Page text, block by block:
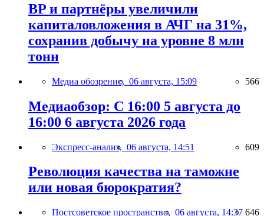
BP и партнёры увеличили
капиталовложения в АЧГ на 31%,
сохранив добычу на уровне 8 млн
тонн
Медиа обозрение, 06 августа, 15:09 566
Медиаобзор: С 16:00 5 августа до
16:00 6 августа 2026 года
Экспресс-анализ, 06 августа, 14:51 609
Революция качества на таможне
или новая бюрократия?
Постсоветское пространство, 06 августа, 14:37 646